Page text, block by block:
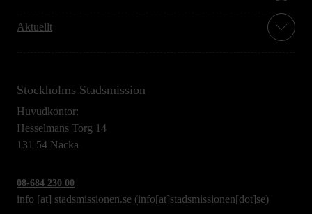
Aktuellt
Stockholms Stadsmission
Huvudkontor:
Hesselmans Torg 14
131 54 Nacka
08-684 230 00
info [at] stadsmissionen.se (info[at]stadsmissionen[dot]se)